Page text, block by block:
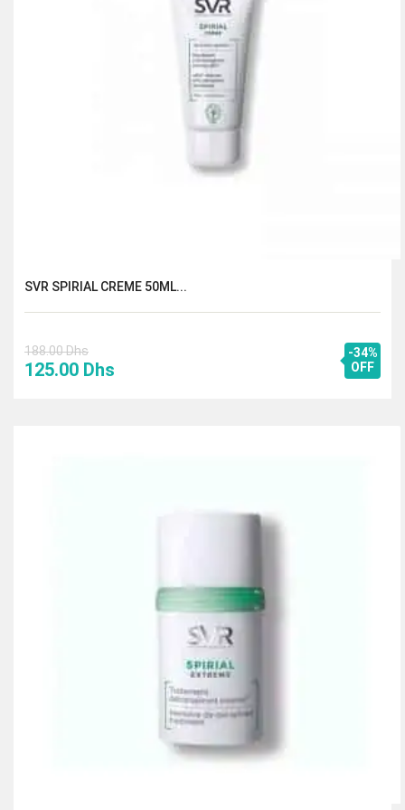
SVR SPIRIAL CREME 50ML...
188.00Dhs
Le
125.00 Dhs
-34%
OFF